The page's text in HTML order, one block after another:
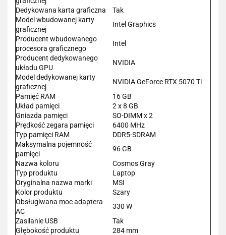
Dedykowana karta graficzna
Tak
Model wbudowanej karty
graficznej
Intel Graphics
Producent wbudowanego
procesora graficznego
Intel
Producent dedykowanego
układu GPU
NVIDIA
Model dedykowanej karty
graficznej
NVIDIA GeForce RTX 5070 Ti
Pamięć RAM
16 GB
Układ pamięci
2 x 8 GB
Gniazda pamięci
SO-DIMM x 2
Prędkość zegara pamięci
6400 MHz
Typ pamięci RAM
DDR5-SDRAM
Maksymalna pojemność
pamięci
96 GB
Nazwa koloru
Cosmos Gray
Typ produktu
Laptop
Oryginalna nazwa marki
MSI
Kolor produktu
Szary
Obsługiwana moc adaptera
AC
330 W
Zasilanie USB
Tak
Głębokość produktu
284 mm